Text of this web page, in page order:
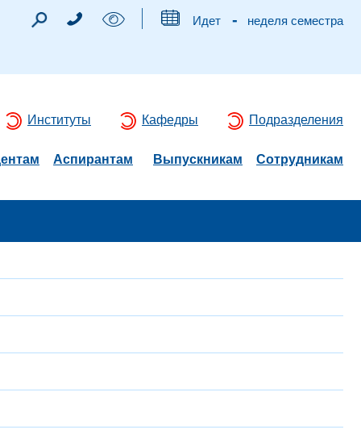
Идет - неделя семестра
Институты Кафедры Подразделения
Аспирантам Выпускникам Сотрудникам